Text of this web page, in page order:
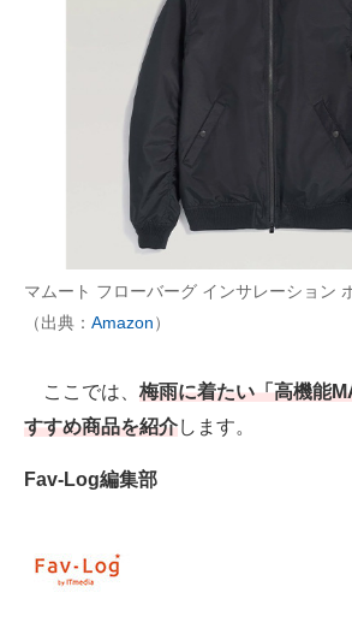
進化するPCとデバイスの未来
好きが集まる 比べて選べる
ビジネスと働き方のヒント
AI活用のいまが分かる
企業ITのトレンドを詳説
経営リーダーのコミュニティ
ITエンジニア向け専門サイト
製造業のIT導入・活用を支援
マムート フローバーグ インサレーション
（出典： Amazon）
ここでは、 梅雨に着たい「高機能
すすめ商品を紹介します。
Fav-Log編集部